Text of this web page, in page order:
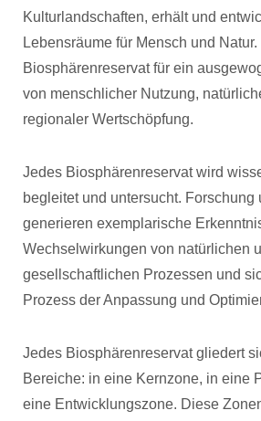
Kulturlandschaften, erhält und
Lebensräume für Mensch und
Biosphärenreservat für ein
von menschlicher Nutzung,
regionaler Wertschöpfung.
Jedes Biosphärenreservat wird
begleitet und untersucht. Forschung
generieren exemplarische
Wechselwirkungen von natürlichen
gesellschaftlichen Prozessen und
Prozess der Anpassung und
Jedes Biosphärenreservat gliedert
Bereiche: in eine Kernzone, in eine
eine Entwicklungszone. Diese